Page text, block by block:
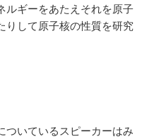
ルギーをあたえそれを原子
りして原子核の性質を研究
ついているスピーカーはみ